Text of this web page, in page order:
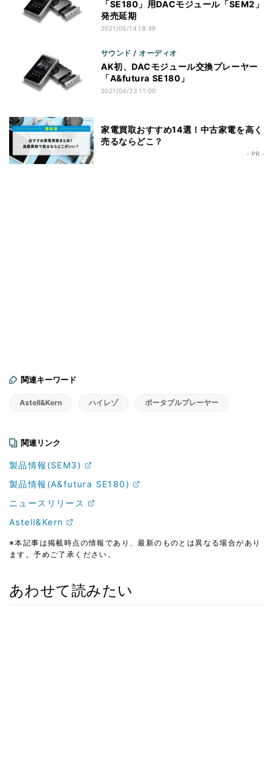
「SE180」用DACモジュール「SEM2」
発売延期
2021/05/14 18:49
サウンド / オーディオ
AK初、DACモジュール交換プレーヤー
「A&futura SE180」
2021/04/23 11:00
家電買取おすすめ14選！中古家電を高く
売るならどこ？
- PR -
関連キーワード
Astell&Kern ハイレゾ ポータブルプレーヤー
関連リンク
製品情報(SEM3)
製品情報(A&futura SE180)
ニュースリリース
Astell&Kern
※本記事は掲載時点の情報であり、最新のものとは異なる場合があり
ます。予めご了承ください。
あわせて読みたい